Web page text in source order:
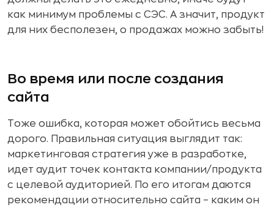
как минимум проблемы с СЭС. А значит, продукт
для них бесполезен, о продажах можно забыть!
Во время или после создания
сайта
Тоже ошибка, которая может обойтись весьма
дорого. Правильная ситуация выглядит так:
маркетинговая стратегия уже в разработке,
идет аудит точек контакта компании/продукта
с целевой аудиторией. По его итогам даются
рекомендации относительно сайта – каким он